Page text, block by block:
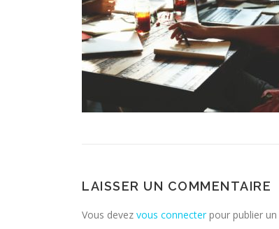
LAISSER UN COMMENTAIRE
Vous devez vous connecterpour publier